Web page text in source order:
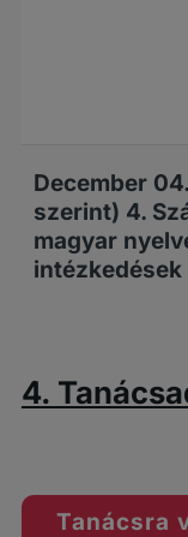
December
szerint) 4.
magyar
intézkedések
4.
Tanácsra